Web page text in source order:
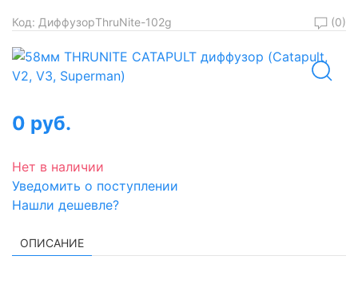
Код: ДиффузорThruNite-102g (0)
0 руб.
Нет в наличии
Уведомить о поступлении
Нашли дешевле?
ОПИСАНИЕ